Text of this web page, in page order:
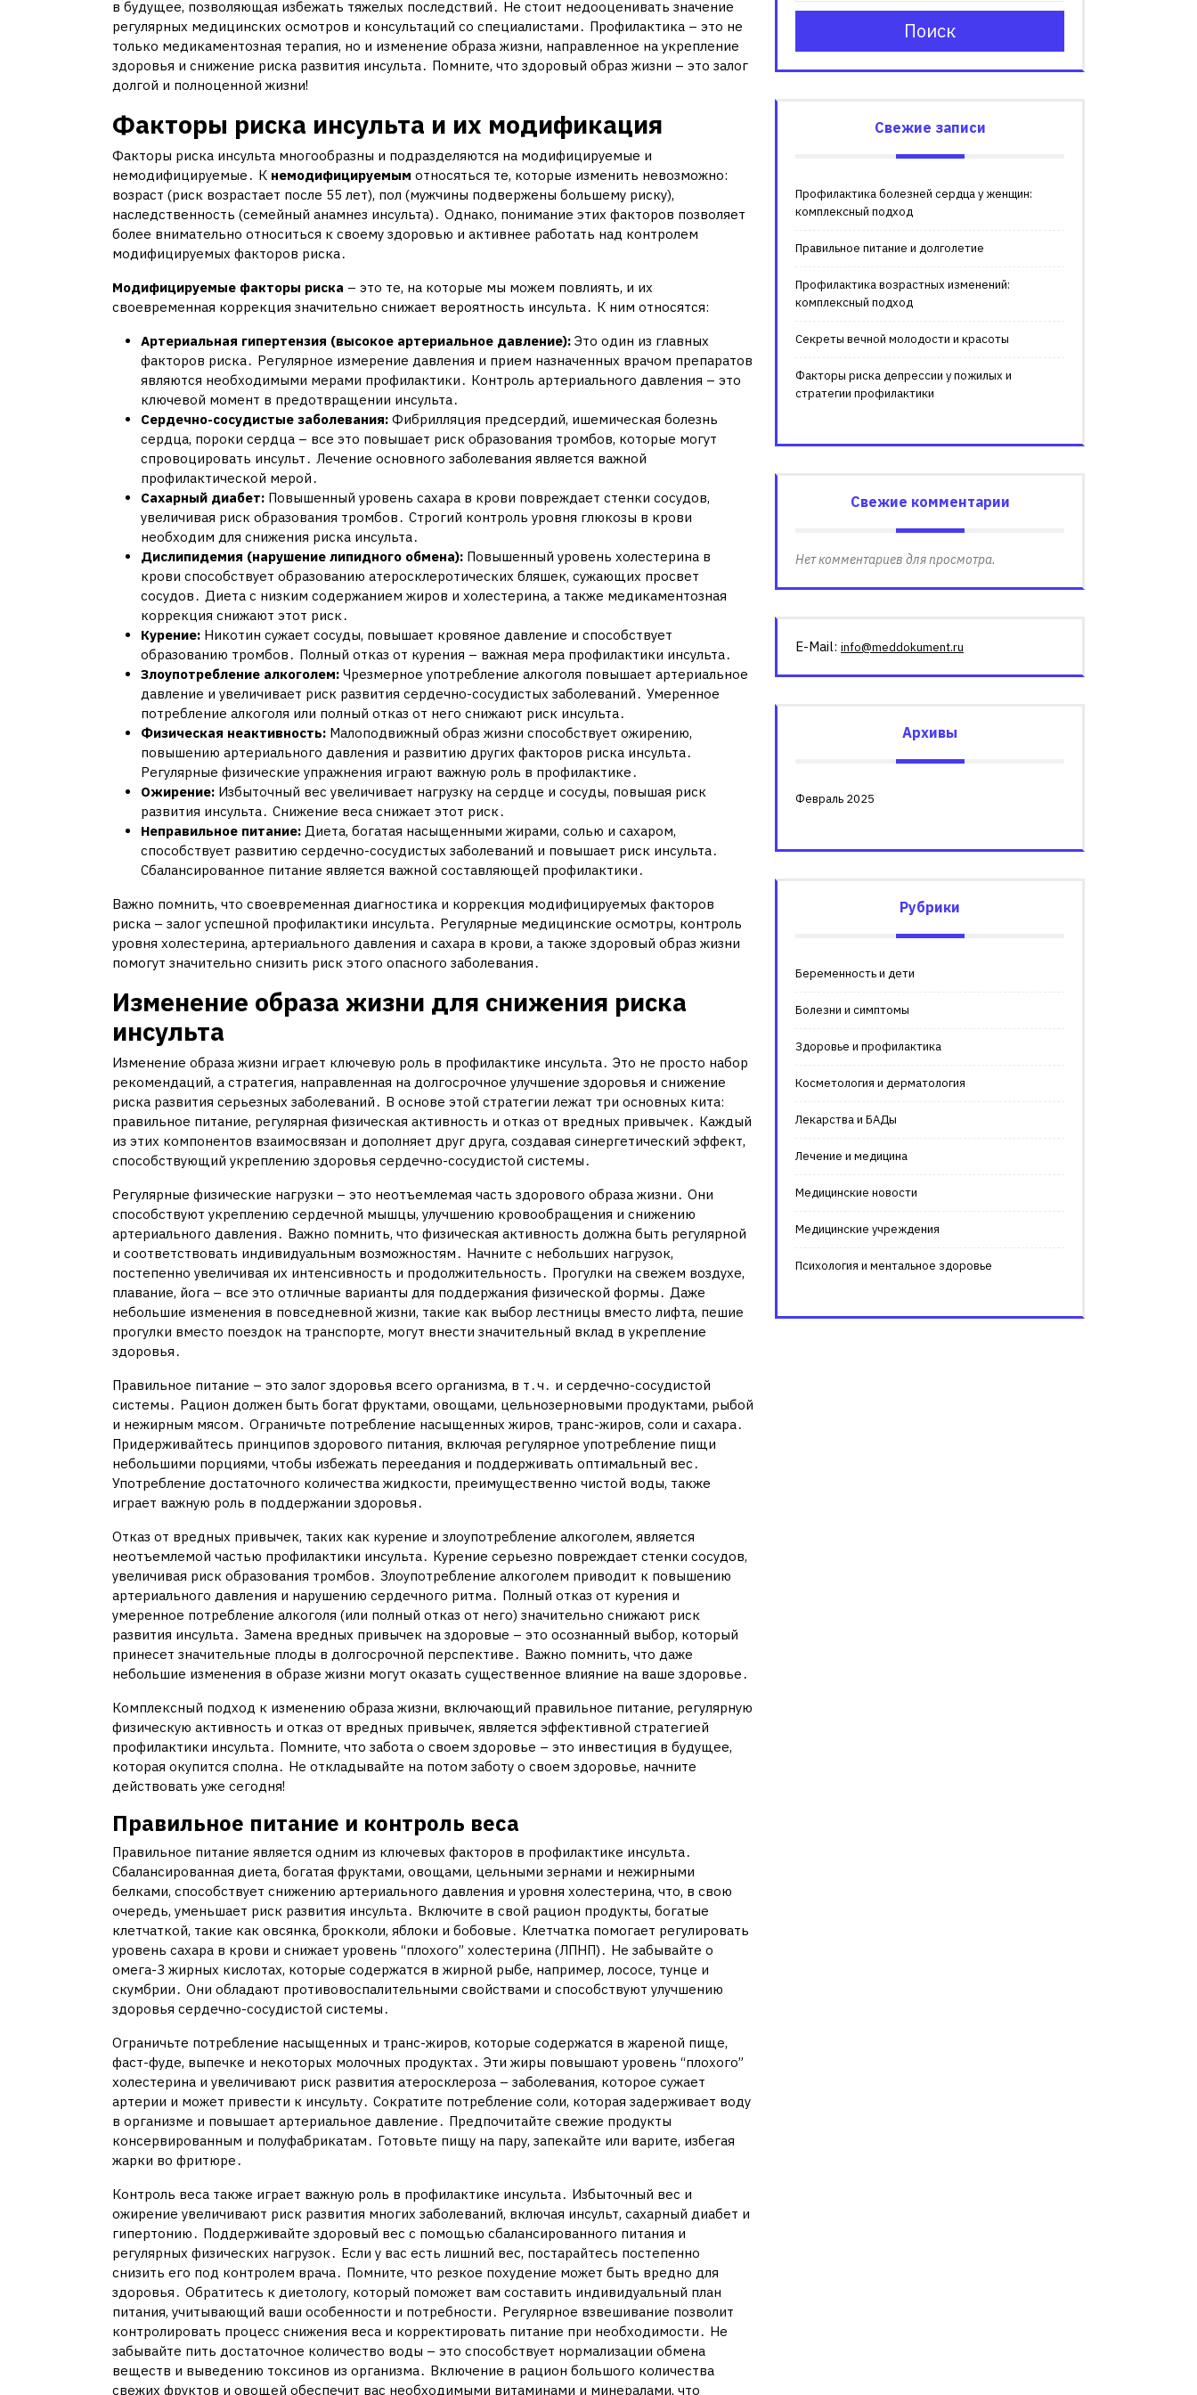
в будущее, позволяющая избежать тяжелых последствий․ Не стоит недооценивать значение
регулярных медицинских осмотров и консультаций со специалистами․ Профилактика – это не
только медикаментозная терапия, но и изменение образа жизни, направленное на укрепление
здоровья и снижение риска развития инсульта․ Помните, что здоровый образ жизни – это залог
долгой и полноценной жизни!
Факторы риска инсульта и их модификация
Факторы риска инсульта многообразны и подразделяются на модифицируемые и
немодифицируемые․ К немодифицируемым относяться те, которые изменить невозможно:
возраст (риск возрастает после 55 лет), пол (мужчины подвержены большему риску),
наследственность (семейный анамнез инсульта)․ Однако, понимание этих факторов позволяет
более внимательно относиться к своему здоровью и активнее работать над контролем
модифицируемых факторов риска․
Модифицируемые факторы риска – это те, на которые мы можем повлиять, и их
своевременная коррекция значительно снижает вероятность инсульта․ К ним относятся:
Артериальная гипертензия (высокое артериальное давление): Это один из главных
факторов риска․ Регулярное измерение давления и прием назначенных врачом препаратов
являются необходимыми мерами профилактики․ Контроль артериального давления – это
ключевой момент в предотвращении инсульта․
Сердечно-сосудистые заболевания: Фибрилляция предсердий, ишемическая болезнь
сердца, пороки сердца – все это повышает риск образования тромбов, которые могут
спровоцировать инсульт․ Лечение основного заболевания является важной
профилактической мерой․
Сахарный диабет: Повышенный уровень сахара в крови повреждает стенки сосудов,
увеличивая риск образования тромбов․ Строгий контроль уровня глюкозы в крови
необходим для снижения риска инсульта․
Дислипидемия (нарушение липидного обмена): Повышенный уровень холестерина в
крови способствует образованию атеросклеротических бляшек, сужающих просвет
сосудов․ Диета с низким содержанием жиров и холестерина, а также медикаментозная
коррекция снижают этот риск․
Курение: Никотин сужает сосуды, повышает кровяное давление и способствует
образованию тромбов․ Полный отказ от курения – важная мера профилактики инсульта․
Злоупотребление алкоголем: Чрезмерное употребление алкоголя повышает артериальное
давление и увеличивает риск развития сердечно-сосудистых заболеваний․ Умеренное
потребление алкоголя или полный отказ от него снижают риск инсульта․
Физическая неактивность: Малоподвижный образ жизни способствует ожирению,
повышению артериального давления и развитию других факторов риска инсульта․
Регулярные физические упражнения играют важную роль в профилактике․
Ожирение: Избыточный вес увеличивает нагрузку на сердце и сосуды, повышая риск
развития инсульта․ Снижение веса снижает этот риск․
Неправильное питание: Диета, богатая насыщенными жирами, солью и сахаром,
способствует развитию сердечно-сосудистых заболеваний и повышает риск инсульта․
Сбалансированное питание является важной составляющей профилактики․
Важно помнить, что своевременная диагностика и коррекция модифицируемых факторов
риска – залог успешной профилактики инсульта․ Регулярные медицинские осмотры, контроль
уровня холестерина, артериального давления и сахара в крови, а также здоровый образ жизни
помогут значительно снизить риск этого опасного заболевания․
Изменение образа жизни для снижения риска
инсульта
Изменение образа жизни играет ключевую роль в профилактике инсульта․ Это не просто набор
рекомендаций, а стратегия, направленная на долгосрочное улучшение здоровья и снижение
риска развития серьезных заболеваний․ В основе этой стратегии лежат три основных кита:
правильное питание, регулярная физическая активность и отказ от вредных привычек․ Каждый
из этих компонентов взаимосвязан и дополняет друг друга, создавая синергетический эффект,
способствующий укреплению здоровья сердечно-сосудистой системы․
Регулярные физические нагрузки – это неотъемлемая часть здорового образа жизни․ Они
способствуют укреплению сердечной мышцы, улучшению кровообращения и снижению
артериального давления․ Важно помнить, что физическая активность должна быть регулярной
и соответствовать индивидуальным возможностям․ Начните с небольших нагрузок,
постепенно увеличивая их интенсивность и продолжительность․ Прогулки на свежем воздухе,
плавание, йога – все это отличные варианты для поддержания физической формы․ Даже
небольшие изменения в повседневной жизни, такие как выбор лестницы вместо лифта, пешие
прогулки вместо поездок на транспорте, могут внести значительный вклад в укрепление
здоровья․
Правильное питание – это залог здоровья всего организма, в т․ч․ и сердечно-сосудистой
системы․ Рацион должен быть богат фруктами, овощами, цельнозерновыми продуктами, рыбой
и нежирным мясом․ Ограничьте потребление насыщенных жиров, транс-жиров, соли и сахара․
Придерживайтесь принципов здорового питания, включая регулярное употребление пищи
небольшими порциями, чтобы избежать переедания и поддерживать оптимальный вес․
Употребление достаточного количества жидкости, преимущественно чистой воды, также
играет важную роль в поддержании здоровья․
Отказ от вредных привычек, таких как курение и злоупотребление алкоголем, является
неотъемлемой частью профилактики инсульта․ Курение серьезно повреждает стенки сосудов,
увеличивая риск образования тромбов․ Злоупотребление алкоголем приводит к повышению
артериального давления и нарушению сердечного ритма․ Полный отказ от курения и
умеренное потребление алкоголя (или полный отказ от него) значительно снижают риск
развития инсульта․ Замена вредных привычек на здоровые – это осознанный выбор, который
принесет значительные плоды в долгосрочной перспективе․ Важно помнить, что даже
небольшие изменения в образе жизни могут оказать существенное влияние на ваше здоровье․
Комплексный подход к изменению образа жизни, включающий правильное питание, регулярную
физическую активность и отказ от вредных привычек, является эффективной стратегией
профилактики инсульта․ Помните, что забота о своем здоровье – это инвестиция в будущее,
которая окупится сполна․ Не откладывайте на потом заботу о своем здоровье, начните
действовать уже сегодня!
Правильное питание и контроль веса
Правильное питание является одним из ключевых факторов в профилактике инсульта․
Сбалансированная диета, богатая фруктами, овощами, цельными зернами и нежирными
белками, способствует снижению артериального давления и уровня холестерина, что, в свою
очередь, уменьшает риск развития инсульта․ Включите в свой рацион продукты, богатые
клетчаткой, такие как овсянка, брокколи, яблоки и бобовые․ Клетчатка помогает регулировать
уровень сахара в крови и снижает уровень “плохого” холестерина (ЛПНП)․ Не забывайте о
омега-3 жирных кислотах, которые содержатся в жирной рыбе, например, лососе, тунце и
скумбрии․ Они обладают противовоспалительными свойствами и способствуют улучшению
здоровья сердечно-сосудистой системы․
Ограничьте потребление насыщенных и транс-жиров, которые содержатся в жареной пище,
фаст-фуде, выпечке и некоторых молочных продуктах․ Эти жиры повышают уровень “плохого”
холестерина и увеличивают риск развития атеросклероза – заболевания, которое сужает
артерии и может привести к инсульту․ Сократите потребление соли, которая задерживает воду
в организме и повышает артериальное давление․ Предпочитайте свежие продукты
консервированным и полуфабрикатам․ Готовьте пищу на пару, запекайте или варите, избегая
жарки во фритюре․
Контроль веса также играет важную роль в профилактике инсульта․ Избыточный вес и
ожирение увеличивают риск развития многих заболеваний, включая инсульт, сахарный диабет и
гипертонию․ Поддерживайте здоровый вес с помощью сбалансированного питания и
регулярных физических нагрузок․ Если у вас есть лишний вес, постарайтесь постепенно
снизить его под контролем врача․ Помните, что резкое похудение может быть вредно для
здоровья․ Обратитесь к диетологу, который поможет вам составить индивидуальный план
питания, учитывающий ваши особенности и потребности․ Регулярное взвешивание позволит
контролировать процесс снижения веса и корректировать питание при необходимости․ Не
забывайте пить достаточное количество воды – это способствует нормализации обмена
веществ и выведению токсинов из организма․ Включение в рацион большого количества
свежих фруктов и овощей обеспечит вас необходимыми витаминами и минералами, что
Поиск
Свежие записи
Профилактика болезней сердца у женщин:
комплексный подход
Правильное питание и долголетие
Профилактика возрастных изменений:
комплексный подход
Секреты вечной молодости и красоты
Факторы риска депрессии у пожилых и
стратегии профилактики
Свежие комментарии
Нет комментариев для просмотра.
E-Mail: info@meddokument.ru
Архивы
Февраль 2025
Рубрики
Беременность и дети
Болезни и симптомы
Здоровье и профилактика
Косметология и дерматология
Лекарства и БАДы
Лечение и медицина
Медицинские новости
Медицинские учреждения
Психология и ментальное здоровье